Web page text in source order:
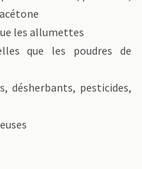
les allumettes
que les poudres de
désherbants, pesticides,